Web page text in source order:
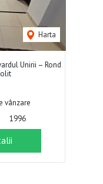
Harta
Unirii – Rond
vânzare
1996